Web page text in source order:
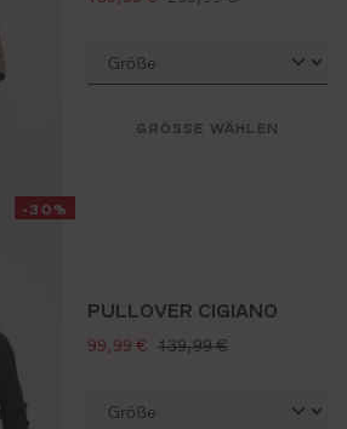
-30%
GRÖSSE WÄHLEN
PULLOVER CIGIANO
verkaufspreis:
99,99 € regulärer preis:
139,99 €